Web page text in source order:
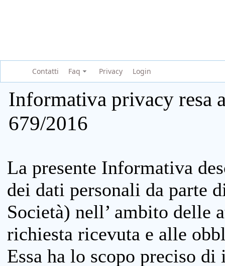
Contatti Faq Privacy Login
Informativa privacy resa
679/2016
La presente Informativa
dei dati personali da parte
Società) nell’ ambito delle
richiesta ricevuta e alle
Essa ha lo scopo preciso